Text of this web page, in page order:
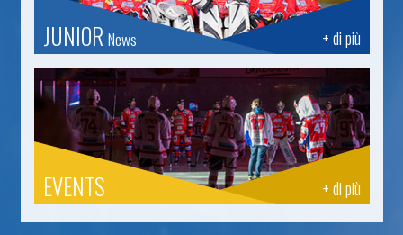
+ di più
JUNIOR News
+ di più
EVENTS